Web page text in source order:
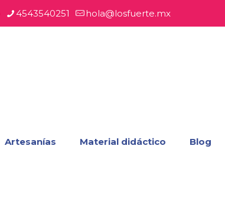
4543540251 hola@losfuerte.mx
Artesanías Material didáctico Blog